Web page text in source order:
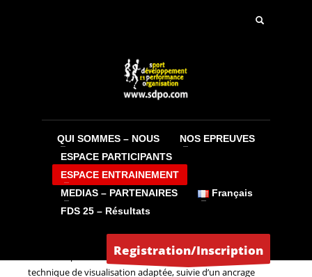
QUI SOMMES – NOUS
NOS EPREUVES
ESPACE PARTICIPANTS
ESPACE ENTRAINEMENT
MEDIAS – PARTENAIRES
Français
FDS 25 – Résultats
Registration/Inscription
LA MARCHE NORDIQUE FACILE, UNE
POSTURE par Jean-Marie Saint Omer
VENDREDI, 26 JUILLET 2024 BYJEAN-CLAUDE
efficace, à partir de trois gestes éducatifs, accompagnée d’une
technique de visualisation adaptée, suivie d’un ancrage